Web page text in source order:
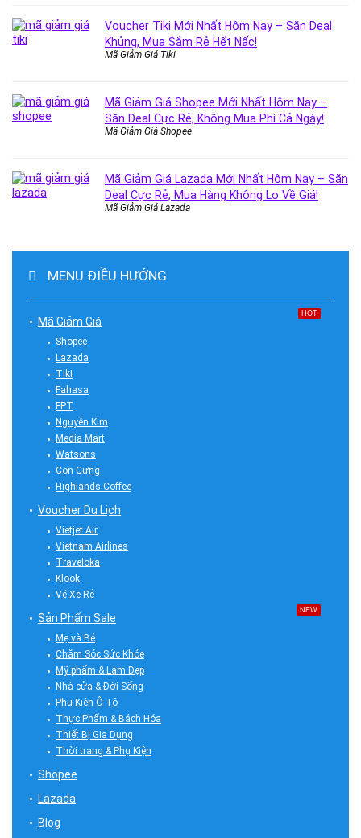
Voucher Tiki Mới Nhất Hôm Nay – Săn Deal
Khủng, Mua Sắm Rẻ Hết Nấc!
Mã Giảm Giá Tiki
Mã Giảm Giá Shopee Mới Nhất Hôm Nay –
Săn Deal Cực Rẻ, Không Mua Phí Cả Ngày!
Mã Giảm Giá Shopee
Mã Giảm Giá Lazada Mới Nhất Hôm Nay – Săn
Deal Cực Rẻ, Mua Hàng Không Lo Về Giá!
Mã Giảm Giá Lazada
MENU ĐIỀU HƯỚNG
Mã Giảm Giá
HOT
Shopee
Lazada
Tiki
Fahasa
FPT
Nguyễn Kim
Media Mart
Watsons
Con Cưng
Highlands Coffee
Voucher Du Lịch
Vietjet Air
Vietnam Airlines
Traveloka
Klook
Vé Xe Rẻ
Sản Phẩm Sale
NEW
Mẹ và Bé
Chăm Sóc Sức Khỏe
Mỹ phẩm & Làm Đẹp
Nhà cửa & Đời Sống
Phụ Kiện Ô Tô
Thực Phẩm & Bách Hóa
Thiết Bị Gia Dụng
Thời trang & Phụ Kiện
Shopee
Lazada
Blog